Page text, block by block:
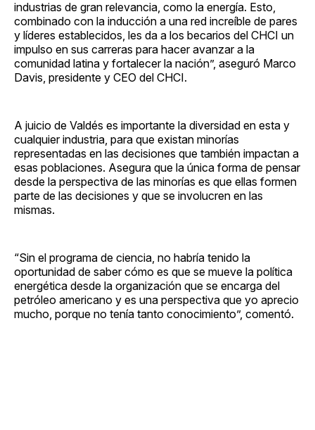
industrias de gran relevancia, como la energía. Esto,
combinado con la inducción a una red increíble de pares
y líderes establecidos, les da a los becarios del CHCI un
impulso en sus carreras para hacer avanzar a la
comunidad latina y fortalecer la nación”, aseguró Marco
Davis, presidente y CEO del CHCI.
A juicio de Valdés es importante la diversidad en esta y
cualquier industria, para que existan minorías
representadas en las decisiones que también impactan a
esas poblaciones. Asegura que la única forma de pensar
desde la perspectiva de las minorías es que ellas formen
parte de las decisiones y que se involucren en las
mismas.
“Sin el programa de ciencia, no habría tenido la
oportunidad de saber cómo es que se mueve la política
energética desde la organización que se encarga del
petróleo americano y es una perspectiva que yo aprecio
mucho, porque no tenía tanto conocimiento”, comentó.